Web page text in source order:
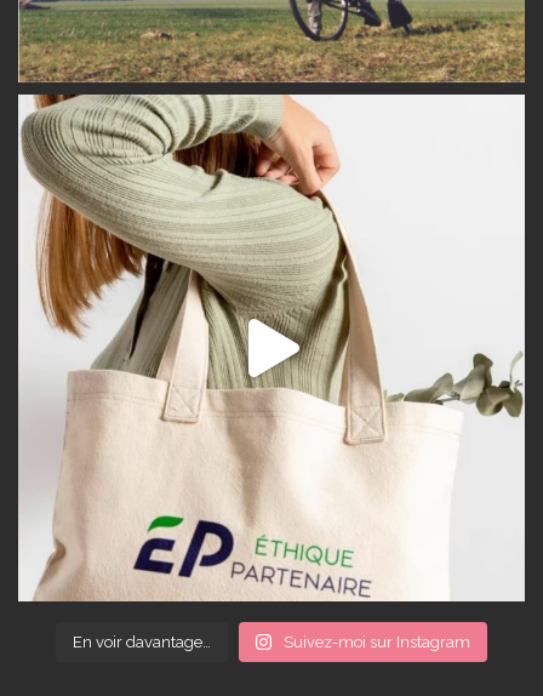
En voir davantage… Suivez-moi sur Instagram